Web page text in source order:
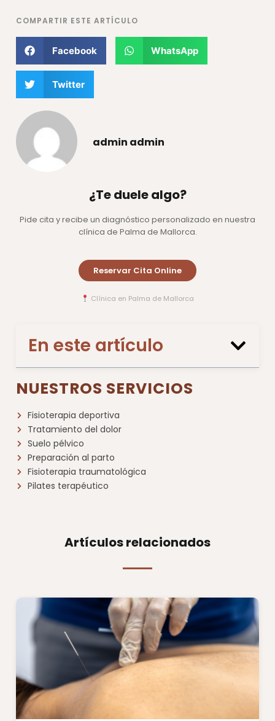
COMPARTIR ESTE ARTÍCULO
Facebook WhatsApp
Twitter
admin admin
¿Te duele algo?
Pide cita y recibe un diagnóstico personalizado en nuestra
clínica de Palma de Mallorca.
Reservar Cita Online
Clínica en Palma de Mallorca
En este artículo
NUESTROS SERVICIOS
Fisioterapia deportiva
Tratamiento del dolor
Suelo pélvico
Preparación al parto
Fisioterapia traumatológica
Pilates terapéutico
Artículos relacionados